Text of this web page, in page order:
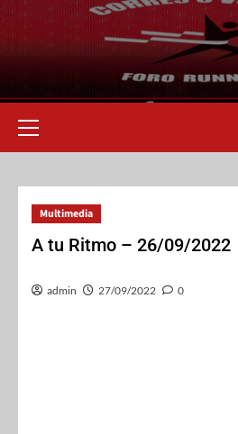
Multimedia
A tu Ritmo – 26/09/2022
admin 27/09/2022 0